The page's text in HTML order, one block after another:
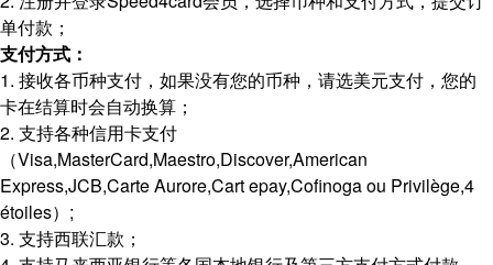
单付款；
支付方式：
1. 接收各币种支付，如果没有您的币种，请选美元支付，您的
卡在结算时会自动换算；
2. 支持各种信用卡支付
（Visa,MasterCard,Maestro,Discover,American
Express,JCB,Carte Aurore,Cart epay,Cofinoga ou Privilège,4
étoiles）;
3. 支持西联汇款；